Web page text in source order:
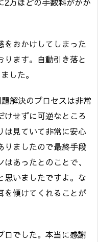
をおかけしてしまった
ります。自動引き落と
した。
解決のプロセスは非常
けせずに可逆なところ
は見ていて非常に安心
りましたので最終手段
あったとのことで、
思いましたですよ。な
を傾けてくれることが
ロでした。本当に感謝